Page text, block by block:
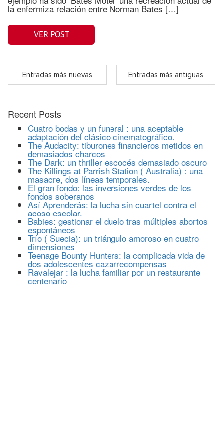
la enfermiza relación entre Norman Bates […]
VER POST
Entradas más nuevas Entradas más antiguas
Recent Posts
Cuatro bodas y un funeral : una aceptable
adaptación del clásico cinematográfico.
The Audacity: tiburones financieros metidos en
demasiados charcos
The Dark: un thriller escocés demasiado oscuro
The Killings at Parrish Station ( Australia) : una
masacre, dos líneas temporales.
El gran fondo: las inversiones verdes de los
fondos soberanos
Así Aprenderás: la lucha sin cuartel contra el
acoso escolar.
Babies: gestionar el duelo tras múltiples abortos
espontáneos
Trío ( Suecia): un triángulo amoroso en cuatro
dimensiones
Teenage Bounty Hunters: la complicada vida de
dos adolescentes cazarrecompensas
Ravalejar : la lucha familiar por un restaurante
centenario